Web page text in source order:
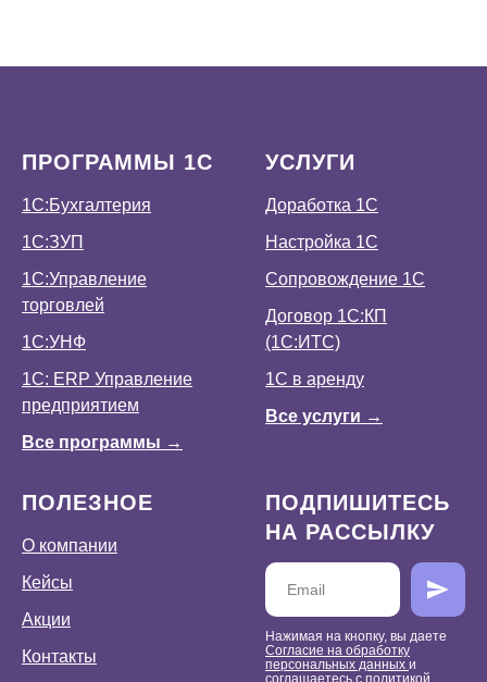
ПРОГРАММЫ 1С
1С:Бухгалтерия
1С:ЗУП
1С:Управление
торговлей
1С:УНФ
1С: ERP Управление
предприятием
Все программы →
УСЛУГИ
Доработка 1С
Настройка 1С
Сопровождение 1С
Договор 1С:КП
(1С:ИТС)
1С в аренду
Все услуги →
ПОЛЕЗНОЕ
О компании
Кейсы
Акции
Контакты
ПОДПИШИТЕСЬ
НА РАССЫЛКУ
Нажимая на кнопку, вы даете
Согласие на обработку
персональных данных и